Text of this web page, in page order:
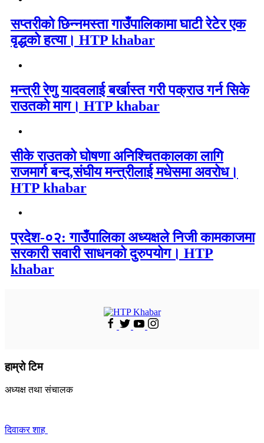
सप्तरीको छिन्नमस्ता गाउँपालिकामा घाटी रेटेर एक
वृद्धको हत्या। HTP khabar
मन्त्री रेणु यादवलाई बर्खास्त गरी पक्राउ गर्न सिके
राउतकाे माग। HTP khabar
सीके राउतको घोषणा अनिश्चितकालका लागि
राजमार्ग बन्द,संघीय मन्त्रीलाई मधेसमा अवरोध।
HTP khabar
प्रदेश-०२: गाउँपालिका अध्यक्षले निजी कामकाजमा
सरकारी सवारी साधनको दुरुपयोग। HTP
khabar
हाम्रो टिम
अध्यक्ष तथा संचालक
दिवाकर शाह